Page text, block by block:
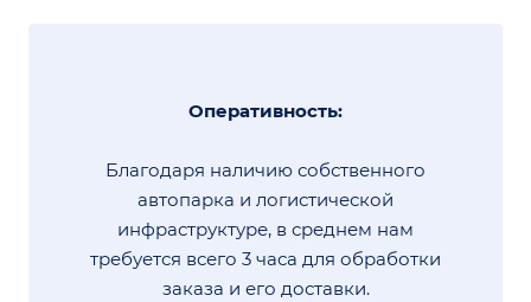
Оперативность:
Благодаря наличию собственного
автопарка и логистической
инфраструктуре, в среднем нам
требуется всего 3 часа для обработки
заказа и его доставки.